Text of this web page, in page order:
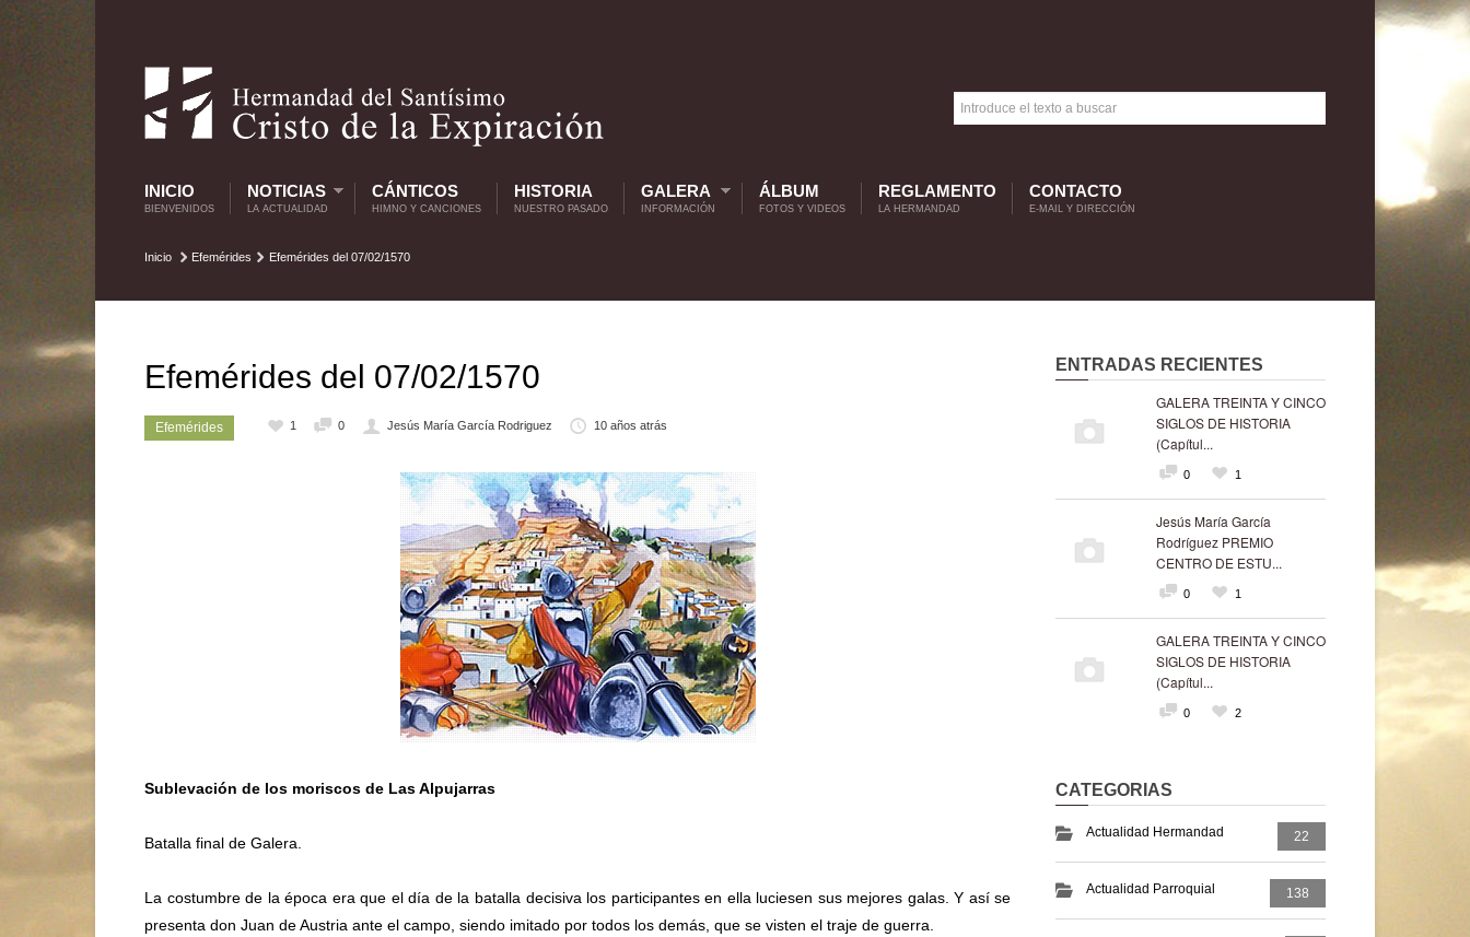
INICIO
BIENVENIDOS
NOTICIAS
LA ACTUALIDAD
CÁNTICOS
HIMNO Y CANCIONES
HISTORIA
NUESTRO PASADO
GALERA
INFORMACIÓN
ÁLBUM
FOTOS Y VIDEOS
REGLAMENTO
LA HERMANDAD
CONTACTO
E-MAIL Y DIRECCIÓN
Inicio Efemérides Efemérides del 07/02/1570
Efemérides del 07/02/1570
Efemérides 1 0 Jesús María García Rodriguez 10 años atrás
Sublevación de los moriscos de Las Alpujarras
Batalla final de Galera.
La costumbre de la época era que el día de la batalla decisiva los participantes en ella luciesen sus mejores galas. Y así se
presenta don Juan de Austria ante el campo, siendo imitado por todos los demás, que se visten el traje de guerra.
ENTRADAS RECIENTES
GALERA TREINTA Y CINCO
SIGLOS DE HISTORIA
(Capítul...
0 1
Jesús María García
Rodríguez PREMIO
CENTRO DE ESTU...
0 1
GALERA TREINTA Y CINCO
SIGLOS DE HISTORIA
(Capítul...
0 2
CATEGORIAS
Actualidad Hermandad 22
Actualidad Parroquial 138